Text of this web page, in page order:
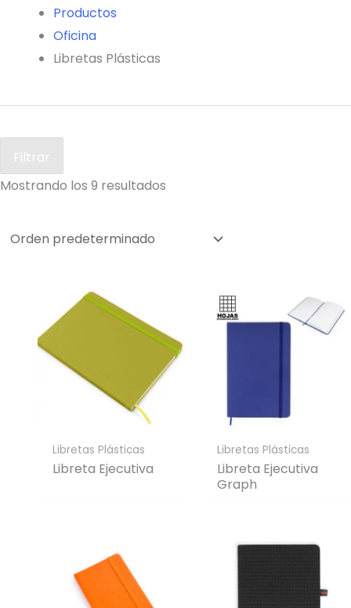
Productos
Oficina
Libretas Plásticas
Filtrar
Mostrando los 9 resultados
Libretas Plásticas
Libreta Ejecutiva
Libretas Plásticas
Libreta Ejecutiva
Graph